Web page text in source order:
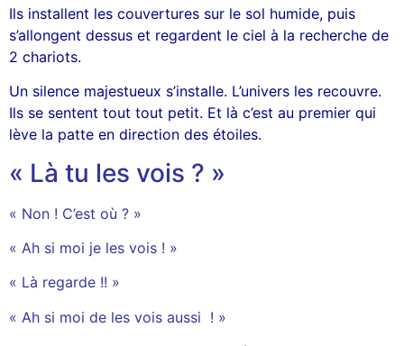
Ils installent les couvertures sur le sol humide, puis
s’allongent dessus et regardent le ciel à la recherche de
2 chariots.
Un silence majestueux s’installe. L’univers les recouvre.
Ils se sentent tout tout petit. Et là c’est au premier qui
lève la patte en direction des étoiles.
« Là tu les vois ? »
« Non ! C’est où ? »
« Ah si moi je les vois ! »
« Là regarde !! »
« Ah si moi de les vois aussi ! »